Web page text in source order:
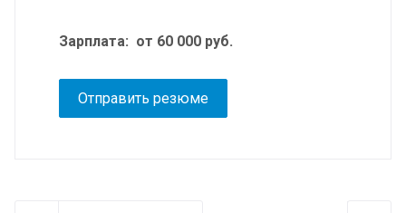
Зарплата: от 60 000 руб.
Отправить резюме